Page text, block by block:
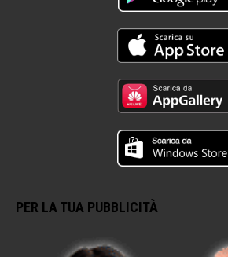
PER LA TUA PUBBLICITÀ